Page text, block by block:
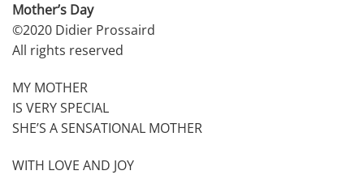
Mother’s Day
©2020 Didier Prossaird
All rights reserved
MY MOTHER
IS VERY SPECIAL
SHE’S A SENSATIONAL MOTHER
WITH LOVE AND JOY